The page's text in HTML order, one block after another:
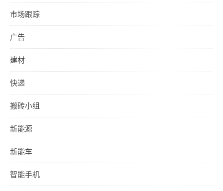
市场跟踪
广告
建材
快递
搬砖小组
新能源
新能车
智能手机